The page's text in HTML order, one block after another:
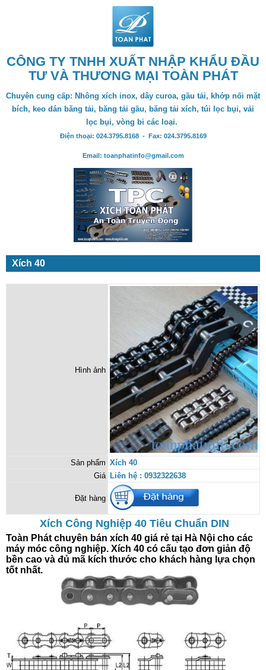
CÔNG TY TNHH XUẤT NHẬP KHẨU ĐẦU
TƯ VÀ THƯƠNG MẠI TOÀN PHÁT
Chuyên cung cấp: Nhông xích inox, dây curoa, gầu tải, khớp nối mặt
bích, keo dán băng tải, băng tải gầu, băng tải xích, túi lọc bụi, vải
lọc bụi, vòng bi các loại.
Điện thoại: 024.3795.8168 - Fax: 024.3795.8169
Email: toanphatinfo@gmail.com
Xích 40
Hình ảnh
Sản phẩm Xích 40
Giá Liên hệ : 0932322638
Đặt hàng
Xích Công Nghiệp 40 Tiêu Chuẩn DIN
Toàn Phát chuyên bán xích 40 giá rẻ tại Hà Nội cho các
máy móc công nghiệp. Xích 40 có cấu tạo đơn giản độ
bền cao và đủ mã kích thước cho khách hàng lựa chọn
tốt nhất.